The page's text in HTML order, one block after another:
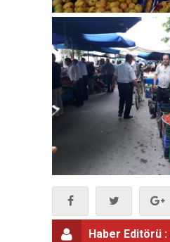
Haber Editörü :